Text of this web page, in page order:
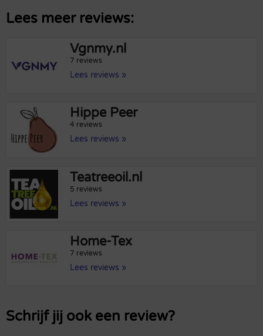
Lees meer reviews:
Vgnmy.nl
7 reviews
Lees reviews »
Hippe Peer
4 reviews
Lees reviews »
Teatreeoil.nl
5 reviews
Lees reviews »
Home-Tex
7 reviews
Lees reviews »
Schrijf jij ook een review?